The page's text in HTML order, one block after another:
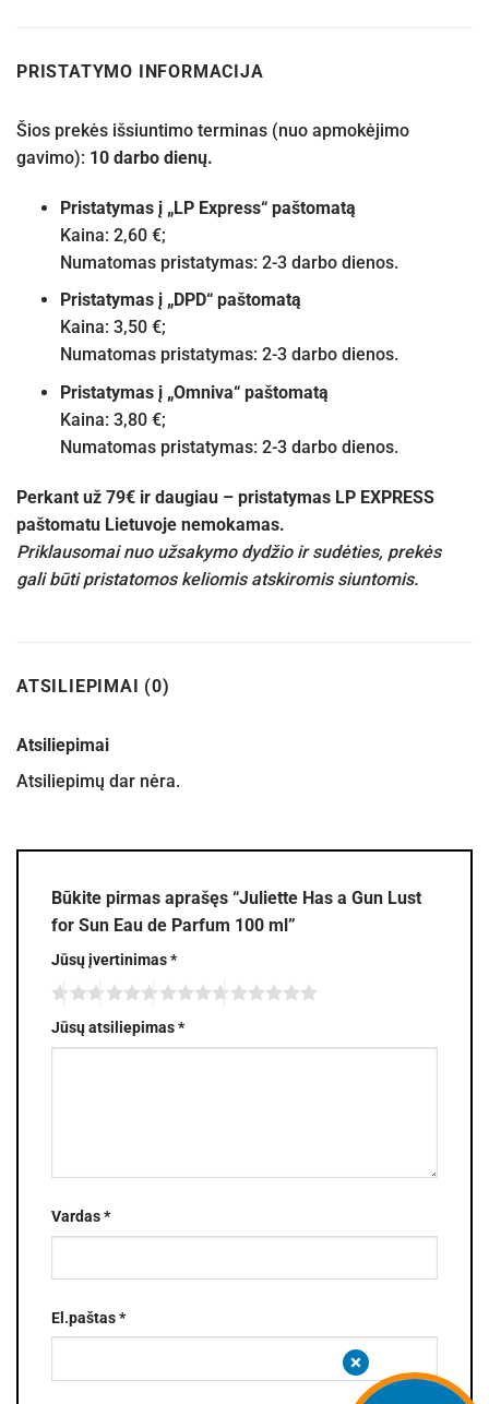
PRISTATYMO INFORMACIJA
Šios prekės išsiuntimo terminas (nuo apmokėjimo
gavimo): 10 darbo dienų.
Pristatymas į „LP Express“ paštomatą
Kaina: 2,60 €;
Numatomas pristatymas: 2-3 darbo dienos.
Pristatymas į „DPD“ paštomatą
Kaina: 3,50 €;
Numatomas pristatymas: 2-3 darbo dienos.
Pristatymas į „Omniva“ paštomatą
Kaina: 3,80 €;
Numatomas pristatymas: 2-3 darbo dienos.
Perkant už 79€ ir daugiau – pristatymas LP EXPRESS
paštomatu Lietuvoje nemokamas.
Priklausomai nuo užsakymo dydžio ir sudėties, prekės
gali būti pristatomos keliomis atskiromis siuntomis.
ATSILIEPIMAI (0)
Atsiliepimai
Atsiliepimų dar nėra.
Būkite pirmas aprašęs “Juliette Has a Gun Lust
for Sun Eau de Parfum 100 ml”
Jūsų įvertinimas*
Jūsų atsiliepimas*
Vardas*
El.paštas*